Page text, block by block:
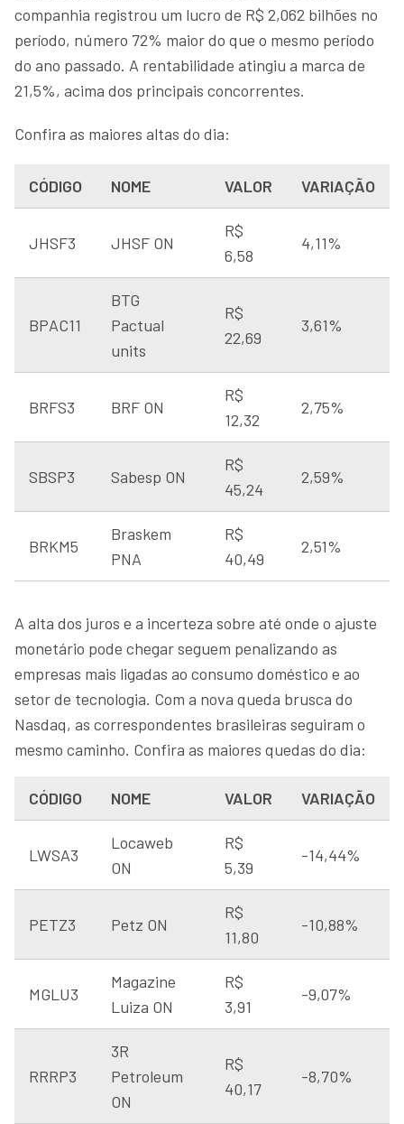
companhia registrou um lucro de R$ 2,062 bilhões no
período, número 72% maior do que o mesmo período
do ano passado. A rentabilidade atingiu a marca de
21,5%, acima dos principais concorrentes.
Confira as maiores altas do dia:
CÓDIGO NOME VALOR VARIAÇÃO
JHSF3 JHSF ON
R$
6,58
4,11%
BPAC11
BTG
Pactual
units
R$
22,69
3,61%
BRFS3 BRF ON
R$
12,32
2,75%
SBSP3 Sabesp ON
R$
45,24
2,59%
BRKM5
Braskem
PNA
R$
40,49
2,51%
A alta dos juros e a incerteza sobre até onde o ajuste
monetário pode chegar seguem penalizando as
empresas mais ligadas ao consumo doméstico e ao
setor de tecnologia. Com a nova queda brusca do
Nasdaq, as correspondentes brasileiras seguiram o
mesmo caminho. Confira as maiores quedas do dia:
CÓDIGO NOME VALOR VARIAÇÃO
LWSA3
Locaweb
ON
R$
5,39
-14,44%
PETZ3 Petz ON
R$
11,80
-10,88%
MGLU3
Magazine
Luiza ON
R$
3,91
-9,07%
RRRP3
3R
Petroleum
ON
R$
40,17
-8,70%